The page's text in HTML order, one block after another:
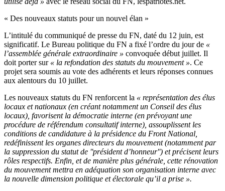
« Des nouveaux statuts pour un nouvel élan »
L’intitulé du communiqué de presse du FN, daté du 12 juin, est
significatif. Le Bureau politique du FN a fixé l’ordre du jour de «
l’assemblée générale extraordinaire » convoquée début juillet. Il
doit porter sur « la refondation des statuts du mouvement ». Ce
projet sera soumis au vote des adhérents et leurs réponses connues
aux alentours du 10 juillet.
Les nouveaux statuts du FN renforcent la « représentation des élus
locaux et nationaux (en créant notamment un Conseil des élus
locaux), favorisent la démocratie interne (en prévoyant une
procédure de référendum consultatif interne), assouplissent les
conditions de candidature à la présidence du Front National,
redéfinissent les organes directeurs du mouvement (notamment par
la suppression du statut de ''président d’honneur'') et précisent leurs
rôles respectifs. Enfin, et de manière plus générale, cette rénovation
du mouvement mettra en adéquation son organisation interne avec
la nouvelle dimension politique et électorale qu’il a prise ».